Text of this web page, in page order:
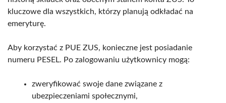
kluczowe dla wszystkich, którzy planują odkładać na
emeryturę.
Aby korzystać z PUE ZUS, konieczne jest posiadanie
numeru PESEL. Po zalogowaniu użytkownicy mogą:
zweryfikować swoje dane związane z
ubezpieczeniami społecznymi,